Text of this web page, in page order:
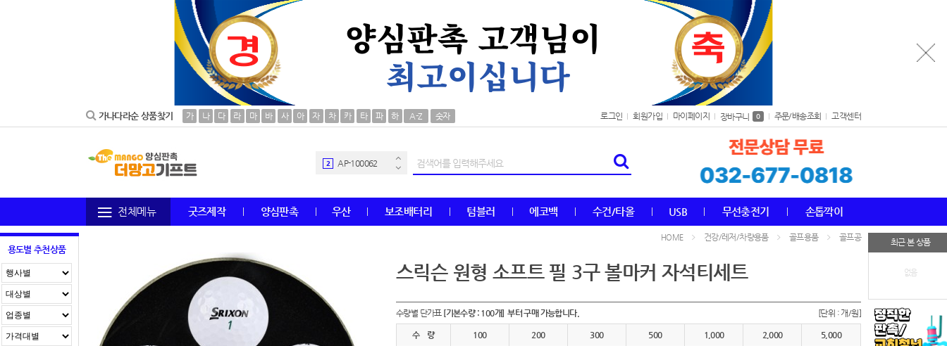
가나다라순 상품찾기 가 나 다 라 마 바 사 아 자 차 카 타 파 하 A-Z 숫자 로그인 회원가입 마이페이지 장바구니 0 주문/배송조회 고객센터
2 AP-100062
4 수건
여행
전체메뉴 굿즈제작 양심판촉 우산 보조배터리 텀블러 에코백 수건/타올 USB 무선충전기 손톱깍이
용도별 추천상품
최근 본 상품
없음
HOME 건강/레저/차량용품 골프용품 골프공
스릭슨 원형 소프트 필 3구 볼마커 자석티세트
수량별 단가표 [기본수량 : 100개] 부터 구매 가능합니다. [단위 : 개/원]
수 량 100 200 300 500 1,000 2,000 5,000